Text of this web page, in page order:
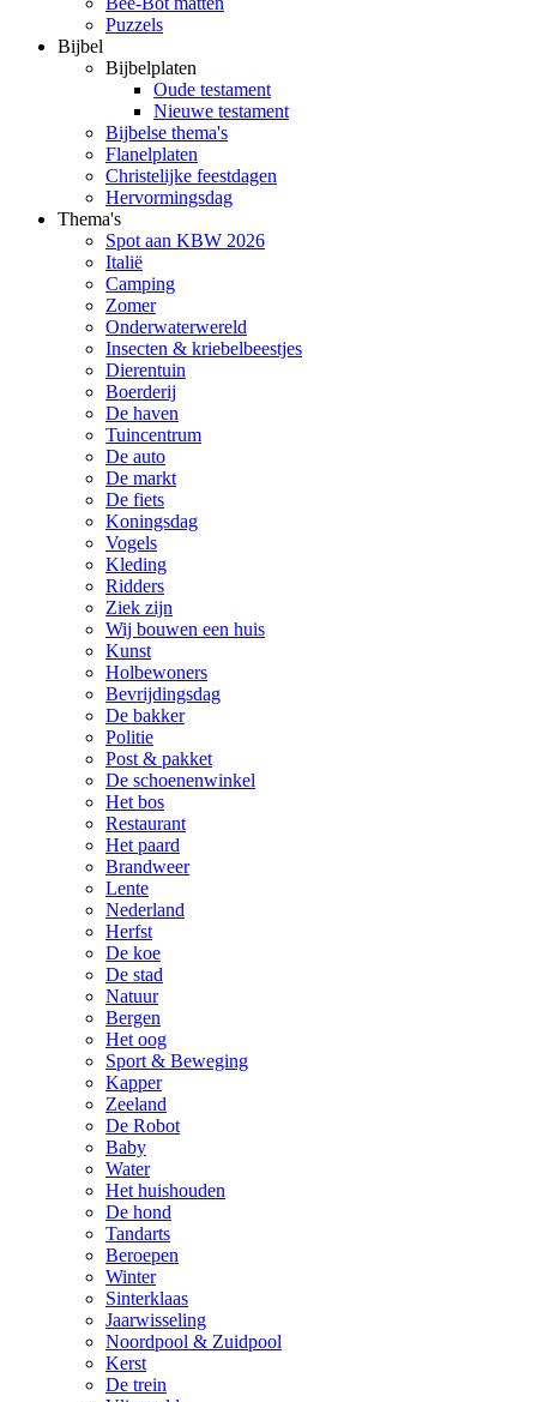
Puzzels
Bijbel
Bijbelplaten
Oude testament
Nieuwe testament
Bijbelse thema's
Flanelplaten
Christelijke feestdagen
Hervormingsdag
Thema's
Spot aan KBW 2026
Italië
Camping
Zomer
Onderwaterwereld
Insecten & kriebelbeestjes
Dierentuin
Boerderij
De haven
Tuincentrum
De auto
De markt
De fiets
Koningsdag
Vogels
Kleding
Ridders
Ziek zijn
Wij bouwen een huis
Kunst
Holbewoners
Bevrijdingsdag
De bakker
Politie
Post & pakket
De schoenenwinkel
Het bos
Restaurant
Het paard
Brandweer
Lente
Nederland
Herfst
De koe
De stad
Natuur
Bergen
Het oog
Sport & Beweging
Kapper
Zeeland
De Robot
Baby
Water
Het huishouden
De hond
Tandarts
Beroepen
Winter
Sinterklaas
Jaarwisseling
Noordpool & Zuidpool
Kerst
De trein